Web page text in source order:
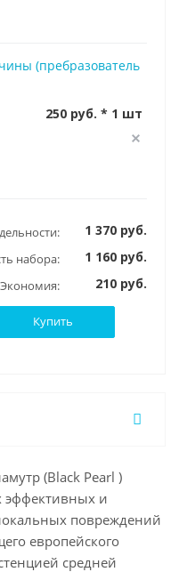
(пребразователь
250 руб. * 1 шт
1 370 руб.
набора: 1 160 руб.
Экономия: 210 руб.
Купить
(Black Pearl )
эффективных и
повреждений
европейского
средней